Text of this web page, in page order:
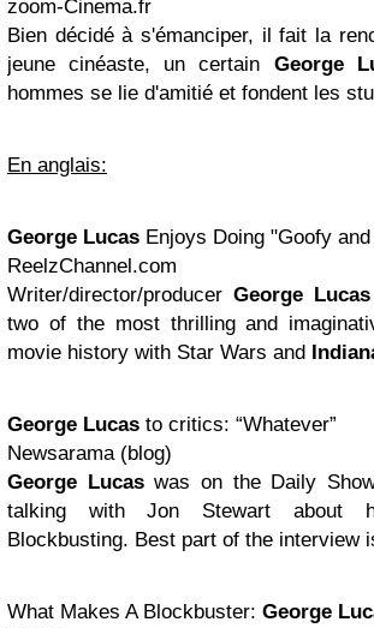
zoom-Cinema.fr
Bien décidé à s'émanciper, il fait la
jeune cinéaste, un certain George
hommes se lie d'amitié et fondent les
En anglais:
George Lucas Enjoys Doing "Goofy
ReelzChannel.com
Writer/director/producer George Lucas
two of the most thrilling and
movie history with Star Wars and
George Lucas to critics: “Whatever”
Newsarama (blog)
George Lucaswas on the Daily
talking with Jon Stewart about
Blockbusting. Best part of the interview
What Makes A Blockbuster: George